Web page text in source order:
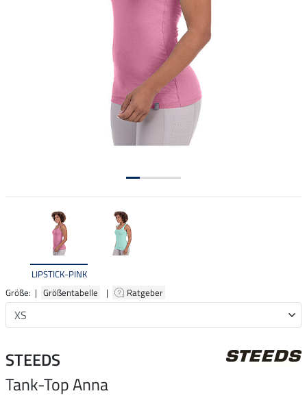
LIPSTICK-PINK
Größe: | Größentabelle | Ratgeber
STEEDS
Tank-Top Anna